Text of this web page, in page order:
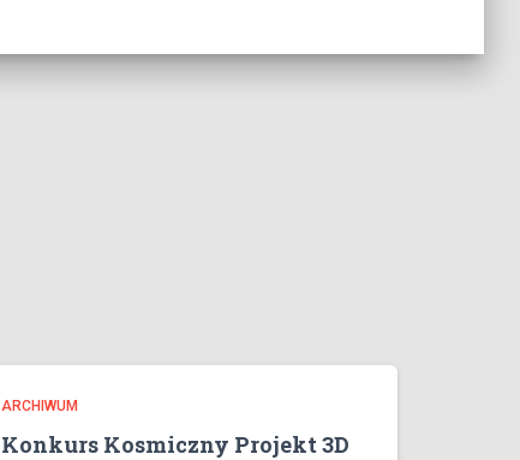
ARCHIWUM
Konkurs Kosmiczny Projekt 3D